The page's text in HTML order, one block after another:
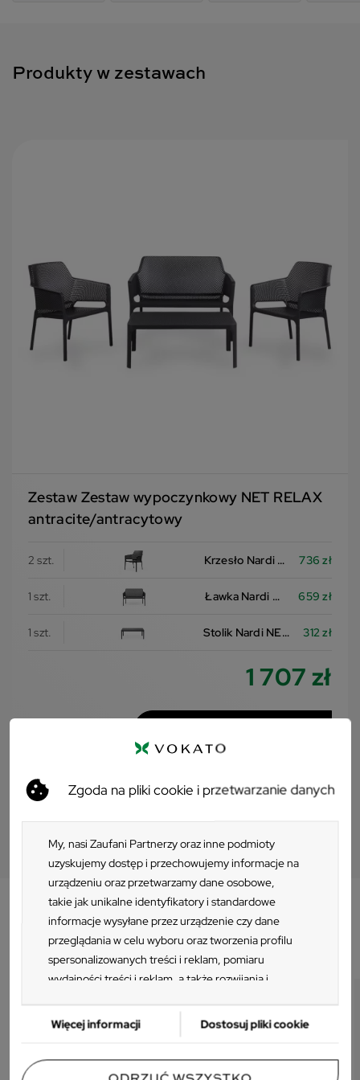
Zgoda na pliki cookie i przetwarzanie danych
My, nasi Zaufani Partnerzy oraz inne podmioty
uzyskujemy dostęp i przechowujemy informacje na
urządzeniu oraz przetwarzamy dane osobowe,
takie jak unikalne identyfikatory i standardowe
informacje wysyłane przez urządzenie czy dane
przeglądania w celu wyboru oraz tworzenia profilu
spersonalizowanych treści i reklam, pomiaru
wydajności treści i reklam, a także rozwijania i
Zaufani Partnerzy możemy korzystać z
precyzyjnych danych geolokalizacyjnych oraz
Ponieważ cenimy Twoją prywatność, prosimy o
Więcej informacji Dostosuj pliki cookie
nogi z antypoślizgowego tworzywa, zabezpieczającego przed
śliską podłogą,
możliwość sztaplowania krzesła,
odporne na zmienne warunki atmosferyczne, w tym na
promienie UV,
łatwo utrzymać w czystości
Produkty w zestawach
Zestaw Zestaw wypoczynkowy NET RELAX
antracite/antracytowy
Krzesło Nardi NET RELAX
2 szt. 736 zł
Ławka Nardi NET BENCH
1 szt. 659 zł
Stolik Nardi NET TABLE 100
1 szt. 312 zł
1 707 zł
Klienci którzy zakupili ten produkt
kupili również: